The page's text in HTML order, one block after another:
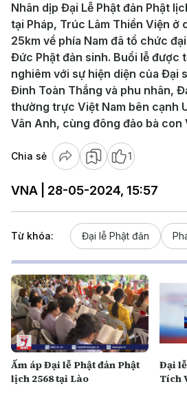
Nhân dịp Đại Lễ Phật đản Phật
tại Pháp, Trúc Lâm Thiền Viện ở
25km về phía Nam đã tổ chức
Đức Phật đản sinh. Buổi lễ được
nghiêm với sự hiện diện của Đại
Đinh Toàn Thắng và phu nhân,
thường trực Việt Nam bên cạnh
Vân Anh, cùng đông đảo bà con
Chia sẻ 1
VNA | 28-05-2024, 15:57
Từ khóa: Đại lễ Phật đản
Ấm áp Đại lễ Phật đản Phật
lịch 2568 tại Lào
Đại
Tích